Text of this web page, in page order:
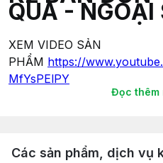
QUÀ -
XEM VIDEO SẢN
PHẨM https://
MfYsPElPY
- SHIP NHANH TP.HỒ CHÍ
Đọc thêm
Các sản phẩm, dịch vụ